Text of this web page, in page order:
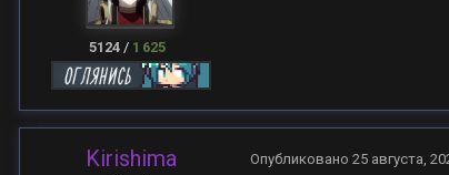
5124 / 1 625
Kirishima Опубликовано 25 августа,